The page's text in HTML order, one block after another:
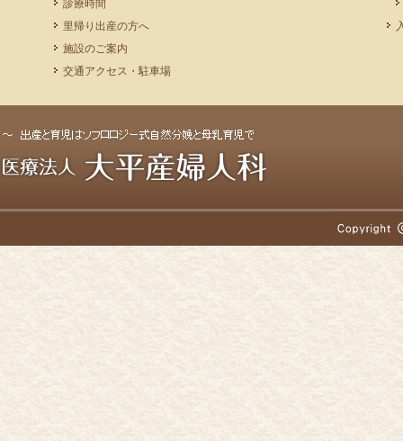
診療時間
里帰り出産の方へ
施設のご案内
交通アクセス・駐車場